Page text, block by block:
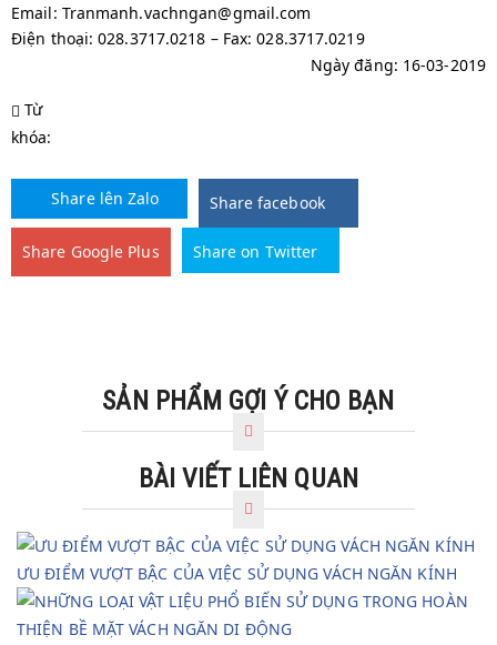
Email: Tranmanh.vachngan@gmail.com
Điện thoại: 028.3717.0218 – Fax: 028.3717.0219
Ngày đăng: 16-03-2019
Từ
khóa:
Share lên Zalo Share facebook
Share Google Plus Share on Twitter
SẢN PHẨM GỢI Ý CHO BẠN
BÀI VIẾT LIÊN QUAN
ƯU ĐIỂM VƯỢT BẬC CỦA VIỆC SỬ DỤNG VÁCH NGĂN KÍNH